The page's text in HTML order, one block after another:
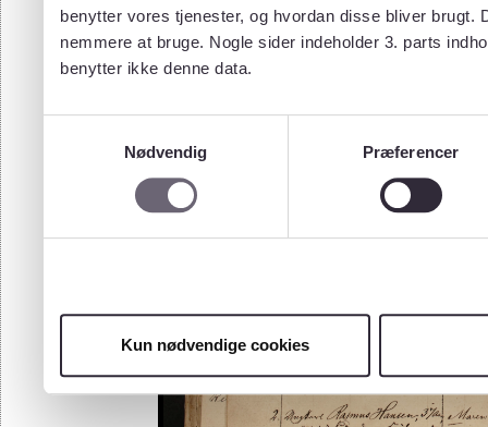
benytter vores tjenester, og hvordan disse bliver
nemmere at bruge. Nogle sider indeholder 3. parts
benytter ikke denne data.
Nødvendig
Præferencer
Kun nødvendige cookies